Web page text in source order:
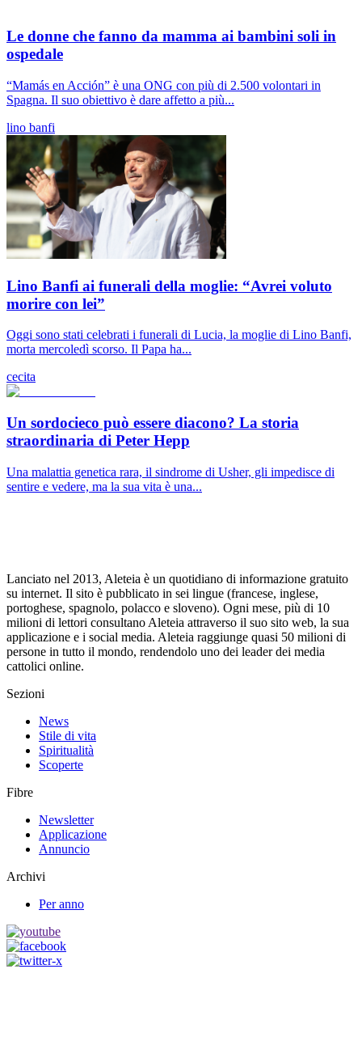
Le donne che fanno da mamma ai bambini soli in
ospedale
“Mamás en Acción” è una ONG con più di 2.500 volontari in
Spagna. Il suo obiettivo è dare affetto a più...
lino banfi
Lino Banfi ai funerali della moglie: “Avrei voluto
morire con lei”
Oggi sono stati celebrati i funerali di Lucia, la moglie di Lino Banfi,
morta mercoledì scorso. Il Papa ha...
cecita
Un sordocieco può essere diacono? La storia
straordinaria di Peter Hepp
Una malattia genetica rara, il sindrome di Usher, gli impedisce di
sentire e vedere, ma la sua vita è una...
Lanciato nel 2013, Aleteia è un quotidiano di informazione gratuito
su internet. Il sito è pubblicato in sei lingue (francese, inglese,
portoghese, spagnolo, polacco e sloveno). Ogni mese, più di 10
milioni di lettori consultano Aleteia attraverso il suo sito web, la sua
applicazione e i social media. Aleteia raggiunge quasi 50 milioni di
persone in tutto il mondo, rendendolo uno dei leader dei media
cattolici online.
Sezioni
News
Stile di vita
Spiritualità
Scoperte
Fibre
Newsletter
Applicazione
Annuncio
Archivi
Per anno